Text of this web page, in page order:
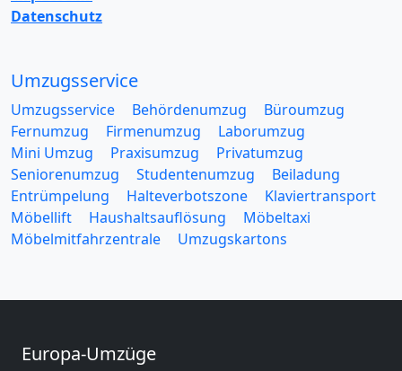
Datenschutz
Umzugsservice
Umzugsservice Behördenumzug
Büroumzug
Fernumzug
Firmenumzug
Laborumzug
Mini Umzug
Praxisumzug
Privatumzug
Seniorenumzug
Studentenumzug
Beiladung
Entrümpelung
Halteverbotszone
Klaviertransport
Möbellift
Haushaltsauflösung
Möbeltaxi
Möbelmitfahrzentrale
Umzugskartons
Europa-Umzüge